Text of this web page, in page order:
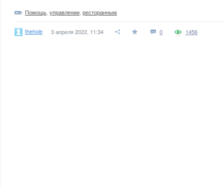
Помощь управлении ресторанным
thehole 3 апреля 2022, 11:34 0 1456